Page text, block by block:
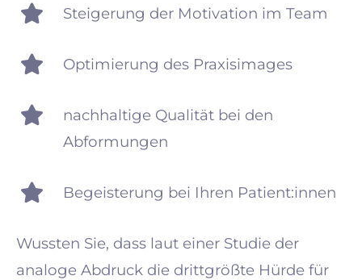
Steigerung der Motivation im Team
Optimierung des Praxisimages
nachhaltige Qualität bei den
Abformungen
Begeisterung bei Ihren Patient:innen
Wussten Sie, dass laut einer Studie der
analoge Abdruck die drittgrößte Hürde für